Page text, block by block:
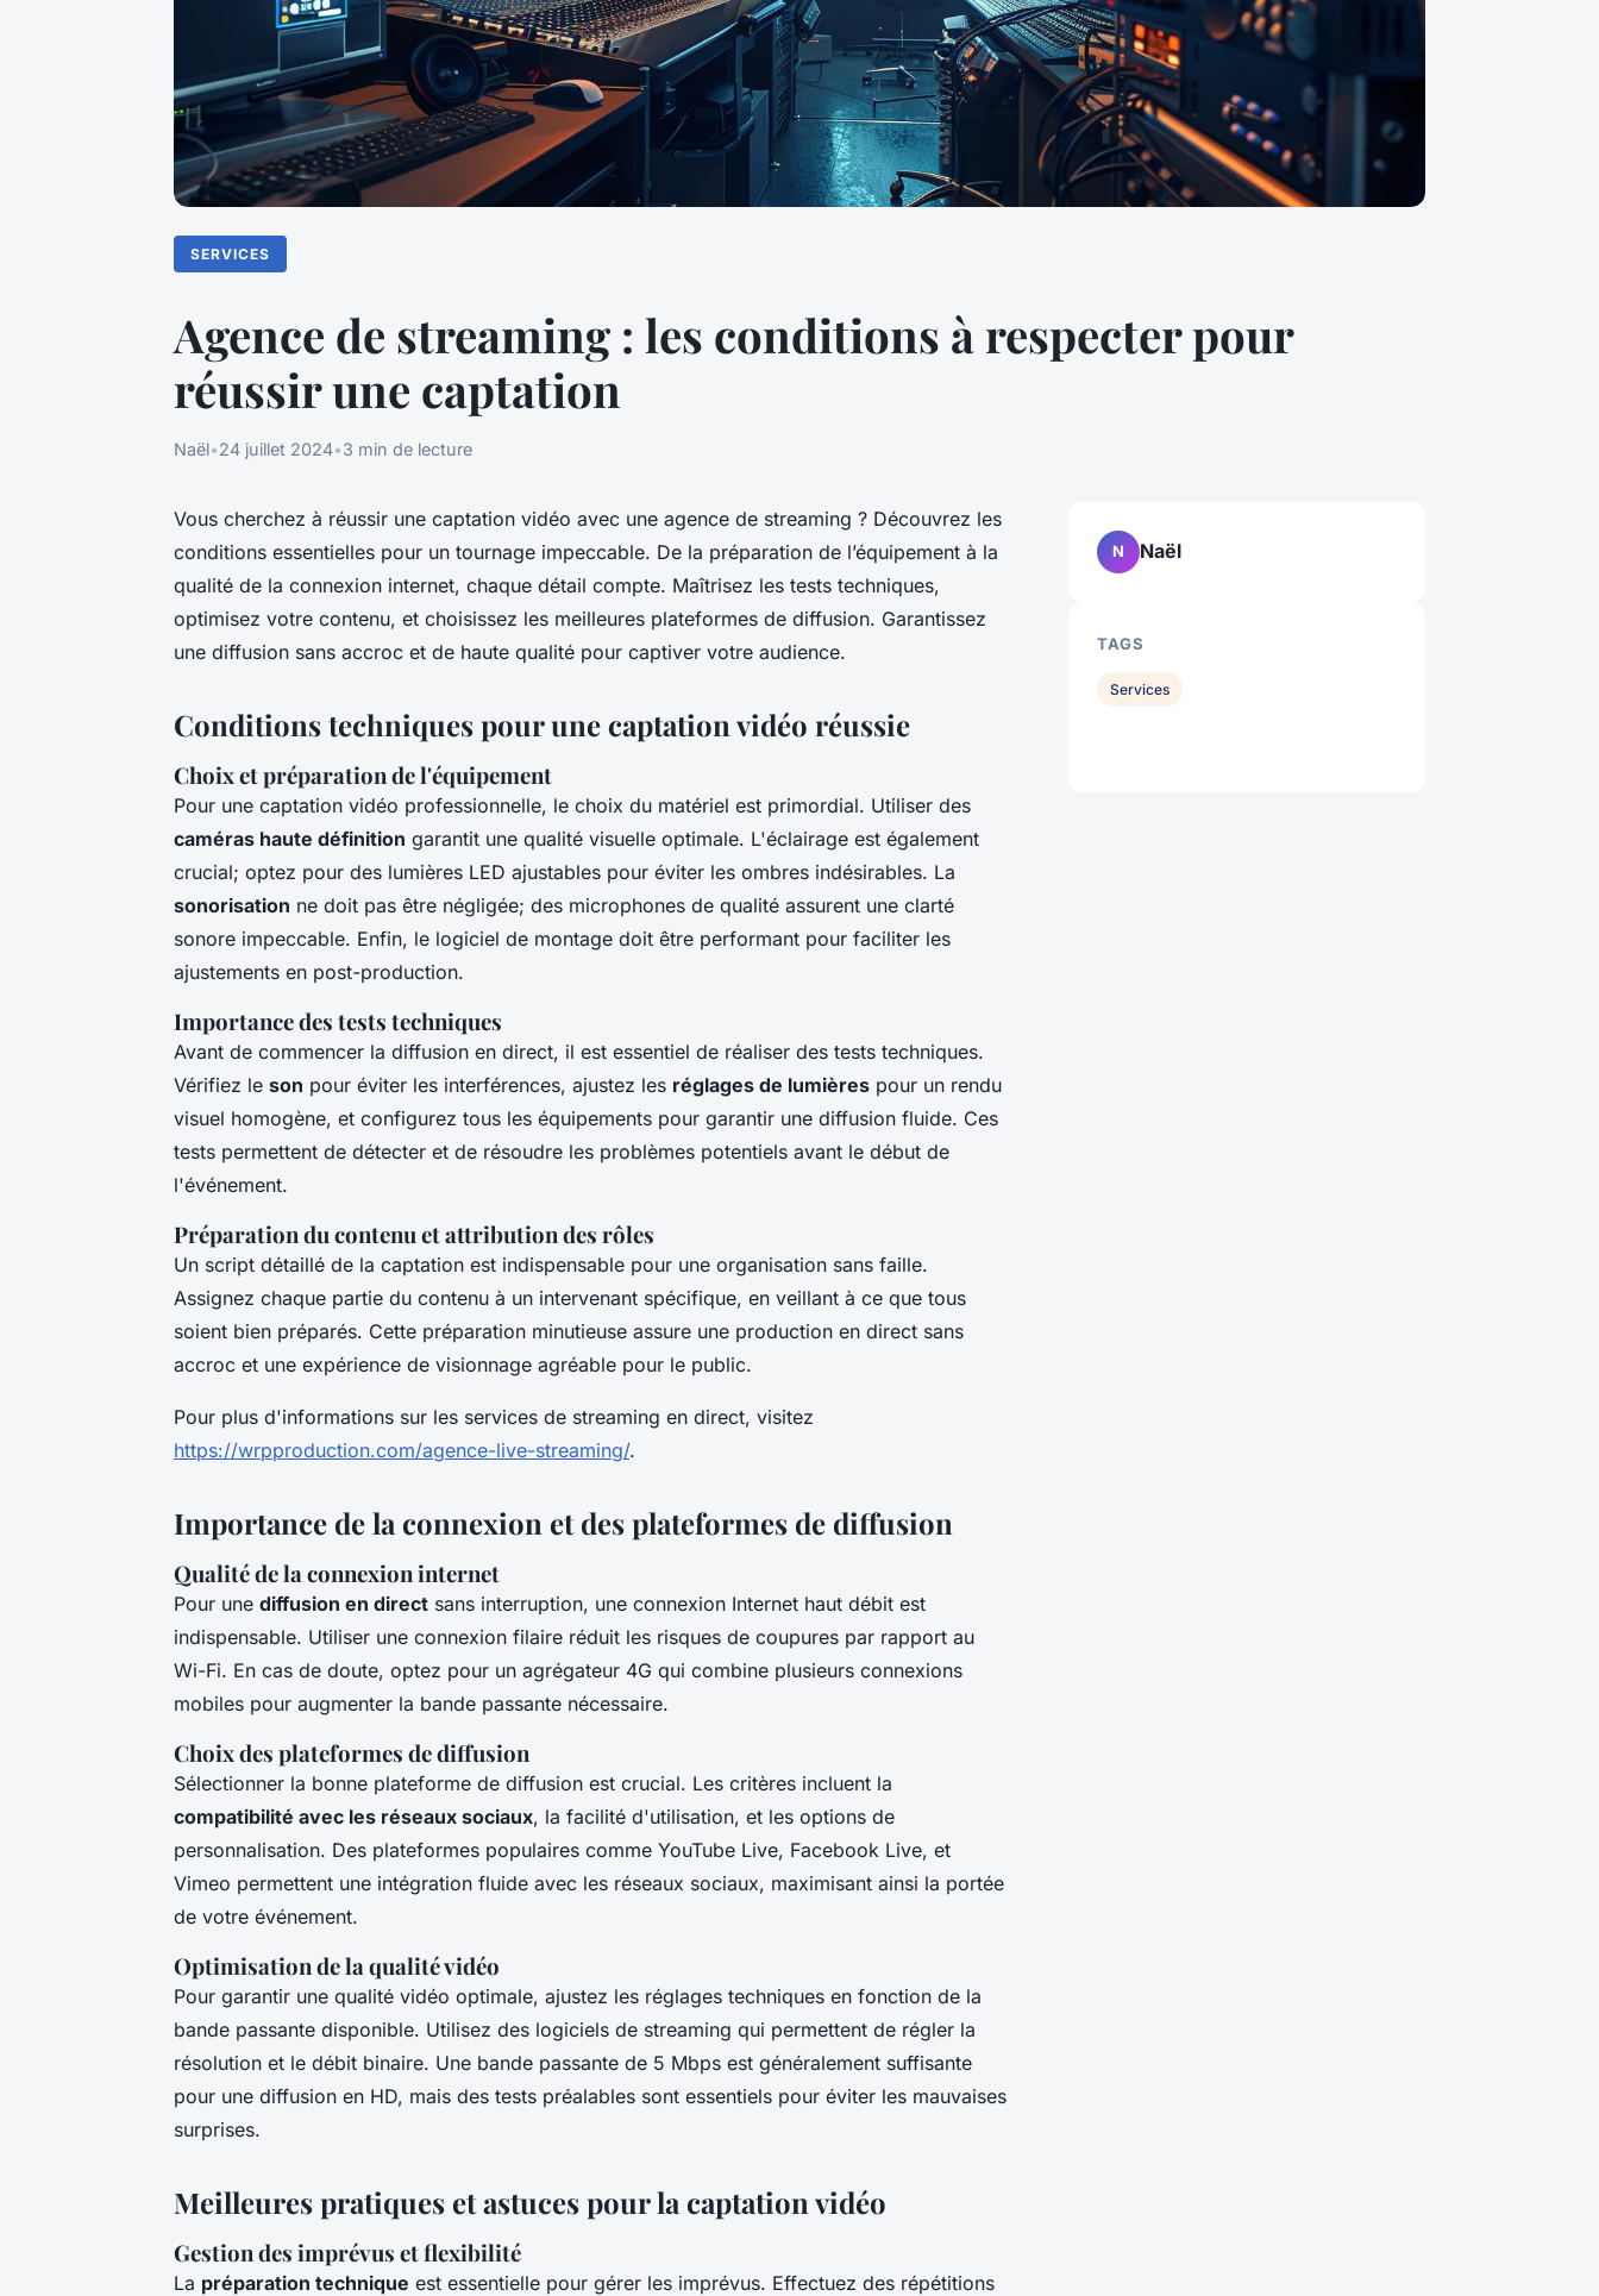
SERVICES
Agence de streaming : les conditions à respecter pour
réussir une captation
Naël•24 juillet 2024•3 min de lecture
Vous cherchez à réussir une captation vidéo avec une agence de streaming ? Découvrez les
conditions essentielles pour un tournage impeccable. De la préparation de l’équipement à la
qualité de la connexion internet, chaque détail compte. Maîtrisez les tests techniques,
optimisez votre contenu, et choisissez les meilleures plateformes de diffusion. Garantissez
une diffusion sans accroc et de haute qualité pour captiver votre audience.
Conditions techniques pour une captation vidéo réussie
Choix et préparation de l'équipement
Pour une captation vidéo professionnelle, le choix du matériel est primordial. Utiliser des
caméras haute définition garantit une qualité visuelle optimale. L'éclairage est également
crucial; optez pour des lumières LED ajustables pour éviter les ombres indésirables. La
sonorisation ne doit pas être négligée; des microphones de qualité assurent une clarté
sonore impeccable. Enfin, le logiciel de montage doit être performant pour faciliter les
ajustements en post-production.
Importance des tests techniques
Avant de commencer la diffusion en direct, il est essentiel de réaliser des tests techniques.
Vérifiez le son pour éviter les interférences, ajustez les réglages de lumières pour un rendu
visuel homogène, et configurez tous les équipements pour garantir une diffusion fluide. Ces
tests permettent de détecter et de résoudre les problèmes potentiels avant le début de
l'événement.
Préparation du contenu et attribution des rôles
Un script détaillé de la captation est indispensable pour une organisation sans faille.
Assignez chaque partie du contenu à un intervenant spécifique, en veillant à ce que tous
soient bien préparés. Cette préparation minutieuse assure une production en direct sans
accroc et une expérience de visionnage agréable pour le public.
Pour plus d'informations sur les services de streaming en direct, visitez
https://wrpproduction.com/agence-live-streaming/.
Importance de la connexion et des plateformes de diffusion
Qualité de la connexion internet
Pour une diffusion en direct sans interruption, une connexion Internet haut débit est
indispensable. Utiliser une connexion filaire réduit les risques de coupures par rapport au
Wi-Fi. En cas de doute, optez pour un agrégateur 4G qui combine plusieurs connexions
mobiles pour augmenter la bande passante nécessaire.
Choix des plateformes de diffusion
Sélectionner la bonne plateforme de diffusion est crucial. Les critères incluent la
compatibilité avec les réseaux sociaux, la facilité d'utilisation, et les options de
personnalisation. Des plateformes populaires comme YouTube Live, Facebook Live, et
Vimeo permettent une intégration fluide avec les réseaux sociaux, maximisant ainsi la portée
de votre événement.
Optimisation de la qualité vidéo
Pour garantir une qualité vidéo optimale, ajustez les réglages techniques en fonction de la
bande passante disponible. Utilisez des logiciels de streaming qui permettent de régler la
résolution et le débit binaire. Une bande passante de 5 Mbps est généralement suffisante
pour une diffusion en HD, mais des tests préalables sont essentiels pour éviter les mauvaises
surprises.
Meilleures pratiques et astuces pour la captation vidéo
Gestion des imprévus et flexibilité
La préparation technique est essentielle pour gérer les imprévus. Effectuez des répétitions
N Naël
TAGS
Services